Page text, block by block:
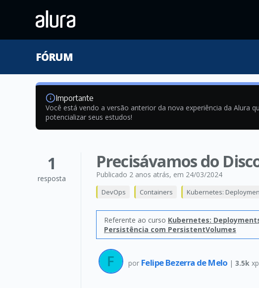
FÓRUM
Importante
Você está vendo a versão anterior da nova experiência da Alura
potencializar seus estudos!
1
resposta
Precisávamos do
Publicado 2 anos atrás, em 24/03/2024
DevOps Containers Kubernetes:
Referente ao curso Kubernetes:
Persistência com PersistentVolumes
por Felipe Bezerra de Melo |3.5k